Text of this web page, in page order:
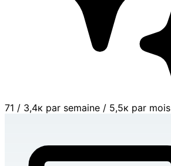
71 / 3,4к par semaine / 5,5к par mois